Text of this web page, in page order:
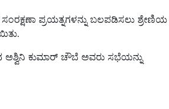
ಪ್ರಯತ್ನಗಳನ್ನು ಬಲಪಡಿಸಲು ಶ್ರೇಣಿಯ
ಅಶ್ವಿನಿ ಕುಮಾರ್ ಚೌಬೆ ಅವರು ಸಭೆಯನ್ನು